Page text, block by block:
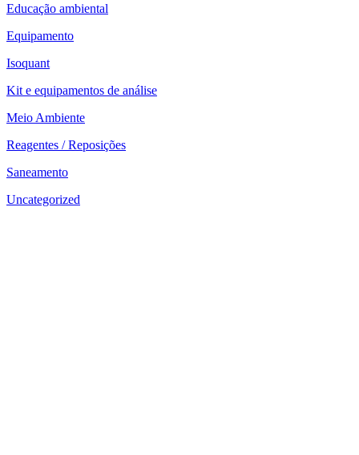
Educação ambiental
Equipamento
Isoquant
Kit e equipamentos de análise
Meio Ambiente
Reagentes / Reposições
Saneamento
Uncategorized